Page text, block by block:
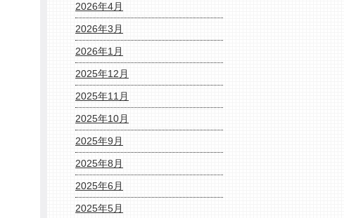
2026年4月
2026年3月
2026年1月
2025年12月
2025年11月
2025年10月
2025年9月
2025年8月
2025年6月
2025年5月